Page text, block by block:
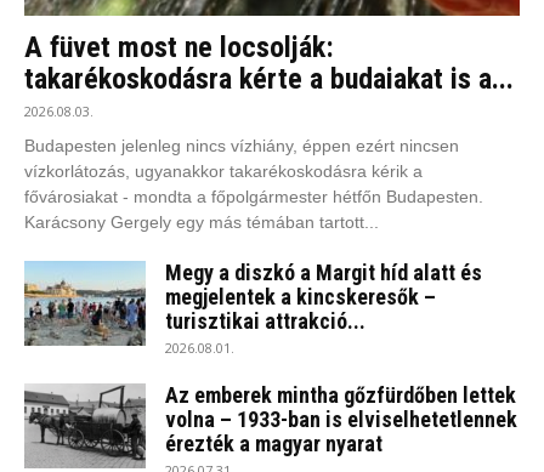
A füvet most ne locsolják:
takarékoskodásra kérte a budaiakat is a...
2026.08.03.
Budapesten jelenleg nincs vízhiány, éppen ezért nincsen
vízkorlátozás, ugyanakkor takarékoskodásra kérik a
fővárosiakat - mondta a főpolgármester hétfőn Budapesten.
Karácsony Gergely egy más témában tartott...
Megy a diszkó a Margit híd alatt és
megjelentek a kincskeresők –
turisztikai attrakció...
2026.08.01.
Az emberek mintha gőzfürdőben lettek
volna – 1933-ban is elviselhetetlennek
érezték a magyar nyarat